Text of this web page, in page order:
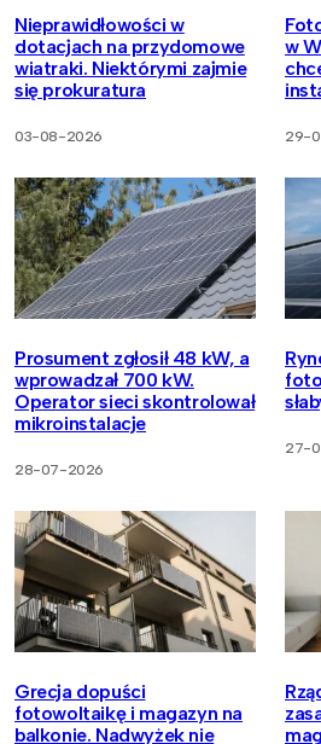
Nieprawidłowości w
dotacjach na przydomowe
wiatraki. Niektórymi zajmie
się prokuratura
03-08-2026
w
29-
Prosument zgłosił 48 kW, a
wprowadzał 700 kW.
Operator sieci skontrolował
mikroinstalacje
28-07-2026
27-
Grecja dopuści
fotowoltaikę i magazyn na
balkonie. Nadwyżek nie